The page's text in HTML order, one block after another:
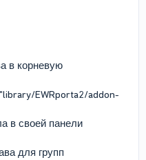
в корневую
EWRporta2/addon-
в своей панели
для групп